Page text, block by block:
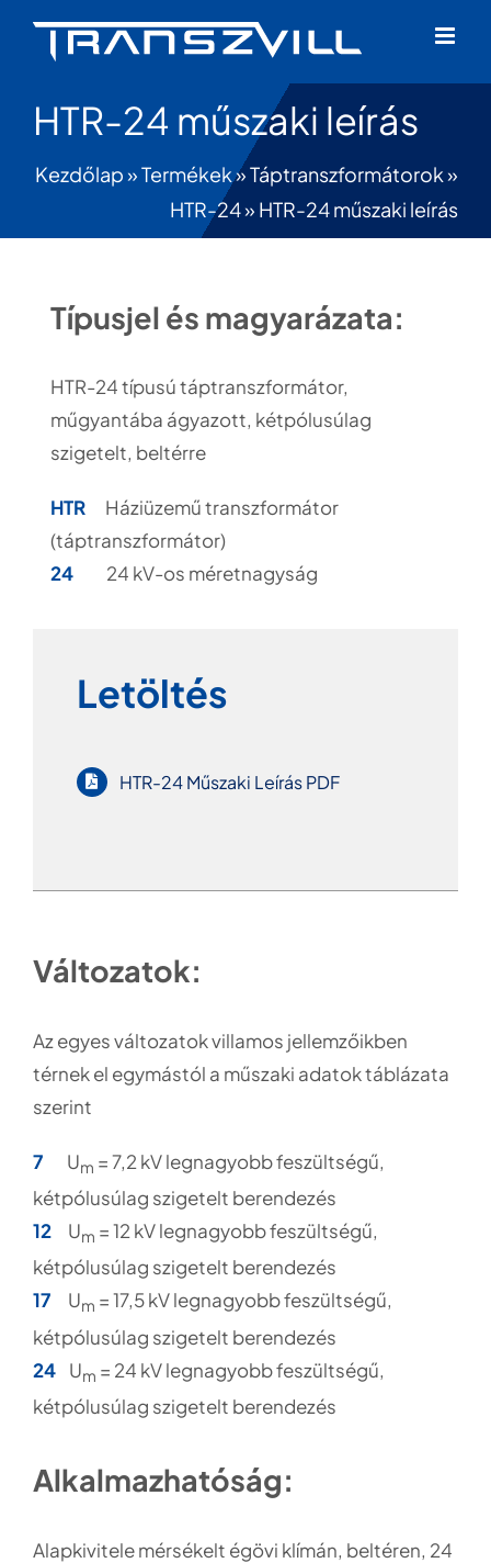
HTR-24 műszaki leírás
Kezdőlap»Termékek»Táptranszformátorok»
HTR-24» HTR-24 műszaki leírás
Típusjel és magyarázata:
HTR-24 típusú táptranszformátor,
műgyantába ágyazott, kétpólusúlag
szigetelt, beltérre
HTR Háziüzemű transzformátor
(táptranszformátor)
24
24 kV-os méretnagyság
Letöltés
HTR-24 Műszaki Leírás PDF
Változatok:
Az egyes változatok villamos jellemzőikben
térnek el egymástól a műszaki adatok táblázata
szerint
7 Um = 7,2 kV legnagyobb feszültségű,
kétpólusúlag szigetelt berendezés
12
Um = 12 kV legnagyobb feszültségű,
kétpólusúlag szigetelt berendezés
17
Um = 17,5 kV legnagyobb feszültségű,
kétpólusúlag szigetelt berendezés
24 Um = 24 kV legnagyobb feszültségű,
kétpólusúlag szigetelt berendezés
Alkalmazhatóság:
Alapkivitele mérsékelt égövi klímán, beltéren, 24